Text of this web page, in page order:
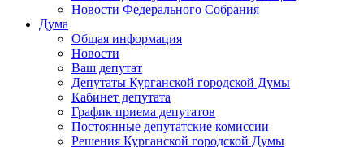
Новости Федерального Cобрания
Дума
Общая информация
Новости
Ваш депутат
Депутаты Курганской городской Думы
Кабинет депутата
График приема депутатов
Постоянные депутатские комиссии
Решения Курганской городской Думы